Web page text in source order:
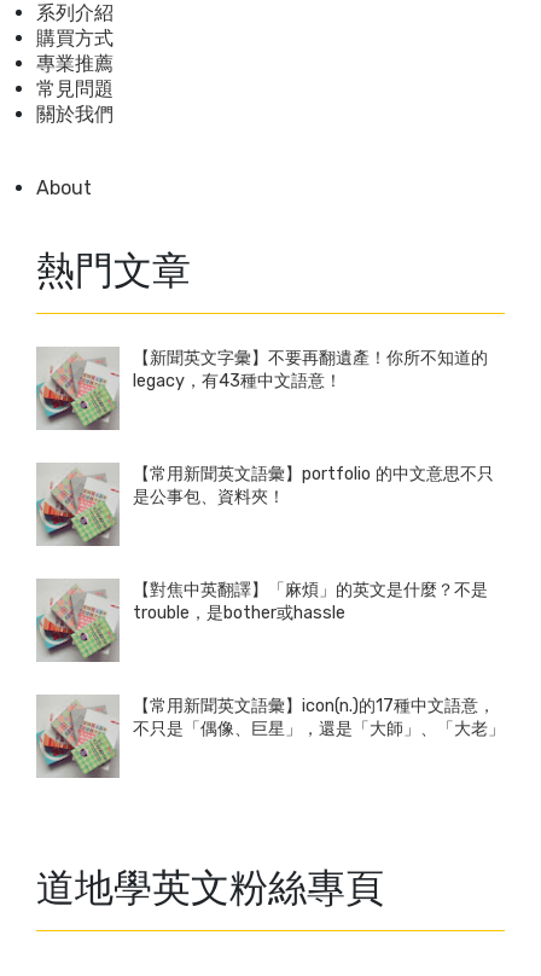
系列介紹
購買方式
專業推薦
常見問題
關於我們
About
熱門文章
【新聞英文字彙】不要再翻遺產！你所不知道的
legacy，有43種中文語意！
【常用新聞英文語彙】portfolio 的中文意思不只
是公事包、資料夾！
【對焦中英翻譯】「麻煩」的英文是什麼？不是
trouble，是bother或hassle
【常用新聞英文語彙】icon(n.)的17種中文語意，
不只是「偶像、巨星」，還是「大師」、「大老」
道地學英文粉絲專頁